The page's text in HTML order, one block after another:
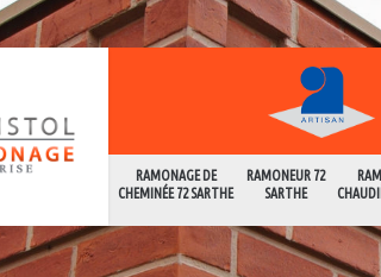
RAMONAGE DE
CHEMINÉE 72 SARTHE
RAMONEUR 72
SARTHE